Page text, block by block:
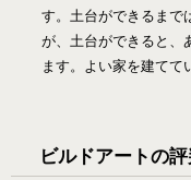
す。土台ができるまで
が、土台ができると、
ます。よい家を建てて
ビルドアートの